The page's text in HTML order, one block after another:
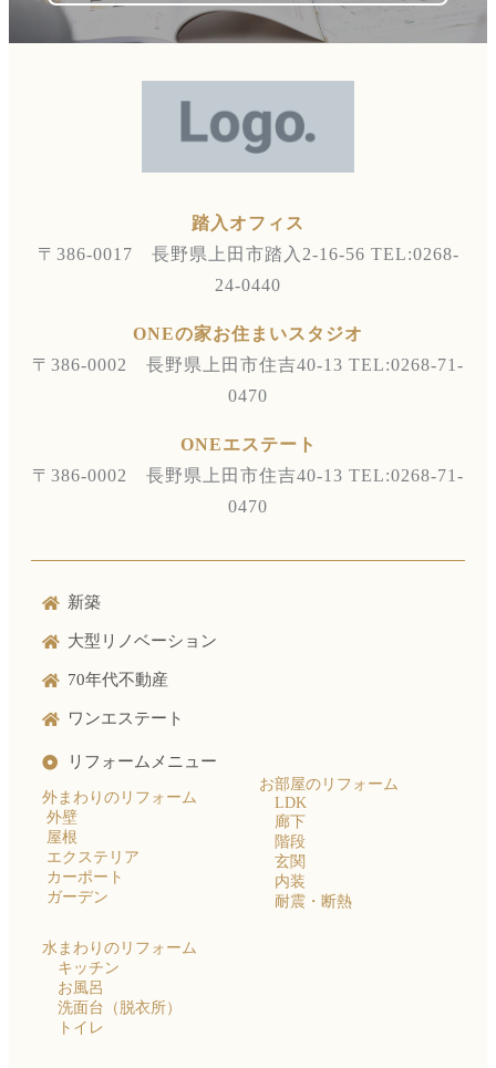
踏入オフィス
〒386-0017 長野県上田市踏入2-16-56 TEL:0268-
24-0440
ONEの家お住まいスタジオ
〒386-0002 長野県上田市住吉40-13 TEL:0268-71-
0470
ONEエステート
〒386-0002 長野県上田市住吉40-13 TEL:0268-71-
0470
新築
大型リノベーション
70年代不動産
ワンエステート
リフォームメニュー
外まわりのリフォーム
外壁
屋根
エクステリア
カーポート
ガーデン
水まわりのリフォーム
キッチン
お風呂
洗面台（脱衣所）
トイレ
お部屋のリフォーム
LDK
廊下
階段
玄関
内装
耐震・断熱